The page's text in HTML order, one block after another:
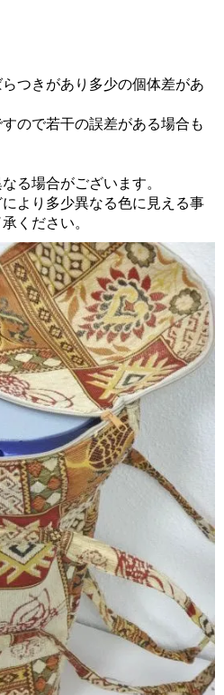
つきがあり多少の個体差があ
ので若干の誤差がある場合も
る場合がございます。
より多少異なる色に見える事
ください。